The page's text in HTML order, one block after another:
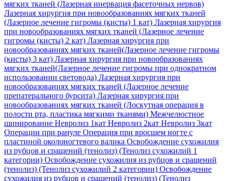
мягких тканей (Лазерная инервация фасеточных нервов)
Лазерная хирургия при новообразованиях мягких тканей
(Лазерное лечение гигромы (кисты) 1 кат) Лазерная хирургия
при новообразованиях мягких тканей (Лазерное лечение
гигромы (кисты) 2 кат) Лазерная хирургия при
новообразованиях мягких тканей(Лазерное лечение гигромы
(кисты) 3 кат) Лазерная хирургия при новообразованиях
мягких тканей(Лазерное лечение гигромы при однократном
использовании световода) Лазерная хирургия при
новообразованиях мягких тканей (Лазерное лечение
препатерального бурсита) Лазерная хирургия при
новообразованиях мягких тканей (Лоскутная операция в
полости рта, пластика мягкими тканями) Межчелюстное
шинирование Невролиз 1кат Невролиз 2кат Невролиз 3кат
Операции при рануле Операция при вросшем ногте с
пластиной околоногтевого валика Освобождение сухожилия
из рубцов и сращений (тенолиз) (Тенолиз сухожилий 1
категории) Освобождение сухожилия из рубцов и сращений
(тенолиз) (Тенолиз сухожилий 2 категории) Освобождение
сухожилия из рубцов и сращений (тенолиз) (Тенолиз